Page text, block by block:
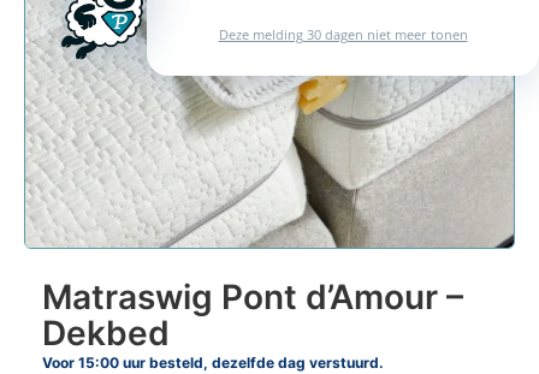
Deze melding 30 dagen niet meer tonen
Matraswig Pont d’Amour –
Dekbed
Voor 15:00 uur besteld, dezelfde dag verstuurd.